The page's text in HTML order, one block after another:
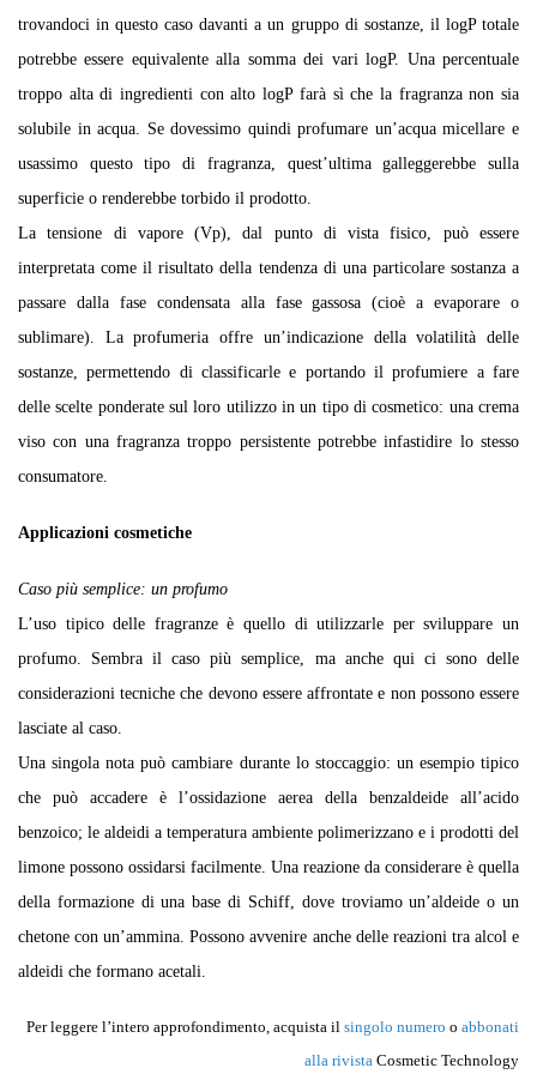
trovandoci in questo caso davanti a un gruppo di sostanze, il logP totale
potrebbe essere equivalente alla somma dei vari logP. Una percentuale
troppo alta di ingredienti con alto logP farà sì che la fragranza non sia
solubile in acqua. Se dovessimo quindi profumare un’acqua micellare e
usassimo questo tipo di fragranza, quest’ultima galleggerebbe sulla
superficie o renderebbe torbido il prodotto.
La tensione di vapore (Vp), dal punto di vista fisico, può essere
interpretata come il risultato della tendenza di una particolare sostanza a
passare dalla fase condensata alla fase gassosa (cioè a evaporare o
sublimare). La profumeria offre un’indicazione della volatilità delle
sostanze, permettendo di classificarle e portando il profumiere a fare
delle scelte ponderate sul loro utilizzo in un tipo di cosmetico: una crema
viso con una fragranza troppo persistente potrebbe infastidire lo stesso
consumatore.
Applicazioni cosmetiche
Caso più semplice: un profumo
L’uso tipico delle fragranze è quello di utilizzarle per sviluppare un
profumo. Sembra il caso più semplice, ma anche qui ci sono delle
considerazioni tecniche che devono essere affrontate e non possono essere
lasciate al caso.
Una singola nota può cambiare durante lo stoccaggio: un esempio tipico
che può accadere è l’ossidazione aerea della benzaldeide all’acido
benzoico; le aldeidi a temperatura ambiente polimerizzano e i prodotti del
limone possono ossidarsi facilmente. Una reazione da considerare è quella
della formazione di una base di Schiff, dove troviamo un’aldeide o un
chetone con un’ammina. Possono avvenire anche delle reazioni tra alcol e
aldeidi che formano acetali.
Per leggere l’intero approfondimento, acquista il singolo numero o abbonati
alla rivista Cosmetic Technology